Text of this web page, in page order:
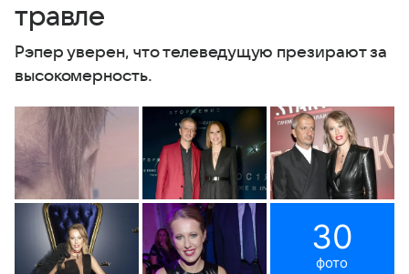
травле
Рэпер уверен, что телеведущую презирают за
высокомерность.
30
фото